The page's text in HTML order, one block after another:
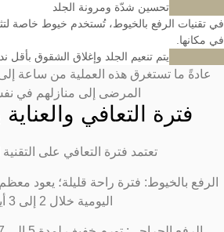
تحسين شدّة ومرونة الجلد
تقنيات الرفع بالخيوط، تُستخدم خيوط خاصة
مكانها.
يتم تنعيم الجلد وإغلاق الشقوق بأقل
عادةً ما تستغرق هذه العملية من ساعة
المرضى إلى منازلهم في
فترة التعافي والعناية
تعتمد فترة التعافي على
الرفع بالخيوط: فترة راحة قليلة؛ يعود
اليومية خلال 2 إلى 3 أيام.